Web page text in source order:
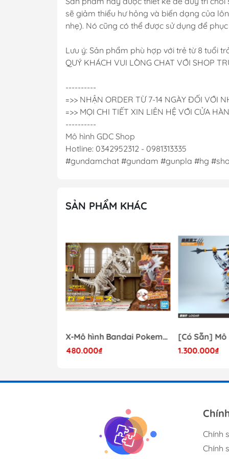
sẽ giảm thiểu hư hỏng và biến dạng của
nhẹ). Nó cũng có thể được sử dụng để
Lưu ý: Sản phẩm phù hợp với trẻ từ 8 tuổi
QUÝ KHÁCH VUI LÒNG CHAT VỚI SHOP
----------
=>> NHẬN ORDER TỪ 7-14 NGÀY ĐỐI VỚI
=>> MỌI CHI TIẾT XIN LIÊN HỆ VỚI CỬA
----------
Mô hình GDC Shop
Hotline: 0342952312 - 0981313335
#gundamchat #gundam #gunpla #hg
SẢN PHẨM KHÁC
X-Mô hình Bandai Pokemon PLAMO COLLECTION Fossil Pokemon Series Tyrantrum
480.000₫
1.300.000₫
Chính
Chính